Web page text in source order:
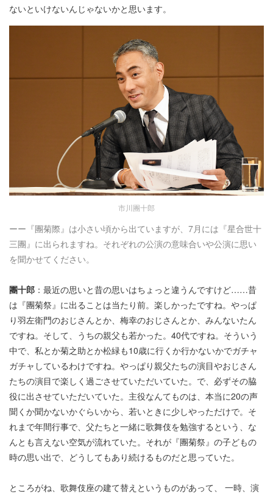
ないといけないんじゃないかと思います。
市川團十郎
ーー『團菊際』は小さい頃から出ていますが、7月には『星合世十
三團』に出られますね。それぞれの公演の意味合いや公演に思い
を聞かせてください。
團十郎 ：最近の思いと昔の思いはちょっと違うんですけど……昔
は『團菊祭』に出ることは当たり前。楽しかったですね。やっぱ
り羽左衛門のおじさんとか、梅幸のおじさんとか、みんないたん
ですね。そして、うちの親父も若かった。40代ですね。そういう
中で、私とか菊之助とか松緑も10歳に行くか行かないかでガチャ
ガチャしているわけですね。やっぱり親父たちの演目やおじさん
たちの演目で楽しく過ごさせていただいていた。で、必ずその脇
役に出させていただいていた。主役なんてものは、本当に20の声
聞くか聞かないかぐらいから、若いときに少しやっただけで。そ
れまで年間行事で、父たちと一緒に歌舞伎を勉強するという、な
んとも言えない空気が流れていた。それが『團菊祭』の子どもの
時の思い出で、どうしてもあり続けるものだと思っていた。
ところがね、歌舞伎座の建て替えというものがあって、 一時、演